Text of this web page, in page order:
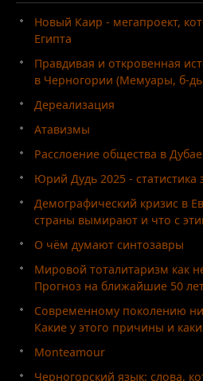
Новый Каир - мегапроект,
Египта
Правдивая и откровенная
в Черногории (Мемуары, б-
Дереализация
Атавизмы
Расслоение общества в Дубае
Юрий Дудь 2025 - статистика
Демографический кризис в
страны вымирают и что с
О чём думают синтозавры
Мировой тоталитаризм как
Прогноз на ближайшие 50
Современному поколению
Какие у этого причины и
Monteamour
Черногорский язык: слова,